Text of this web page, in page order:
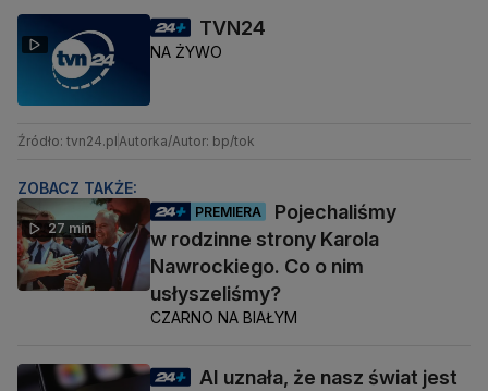
TVN24
NA ŻYWO
Źródło: tvn24.plAutorka/Autor: bp/tok
ZOBACZ TAKŻE:
27 min
PREMIERA
Pojechaliśmy
w rodzinne strony Karola
Nawrockiego. Co o nim
usłyszeliśmy?
CZARNO NA BIAŁYM
AI uznała, że nasz świat jest